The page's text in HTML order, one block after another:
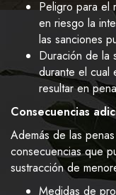
Peligro para el
en riesgo la
las sanciones
Duración de la
durante el cual
resultar en
Consecuencias
Además de las
consecuencias que
sustracción de
Medidas de